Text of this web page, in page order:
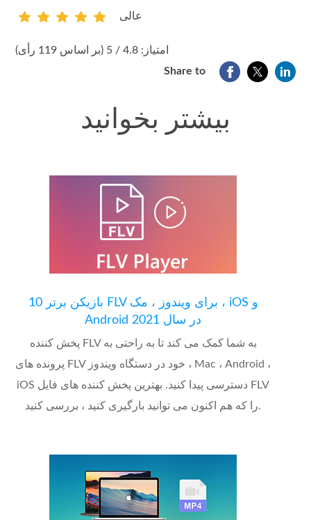
4
عالی
امتیاز: 4.8 / 5 (بر اساس 119 رأی)
Share to
بیشتر بخوانید
10 بازیکن برتر FLV برای ویندوز ، مک ، iOS و
Android در سال 2021
پخش کننده FLV به شما کمک می کند تا به راحتی به
پرونده های FLV خود در دستگاه ویندوز ، Mac ، Android ،
iOS دسترسی پیدا کنید. بهترین پخش کننده های فایل FLV
را که هم اکنون می توانید بارگیری کنید ، بررسی کنید.